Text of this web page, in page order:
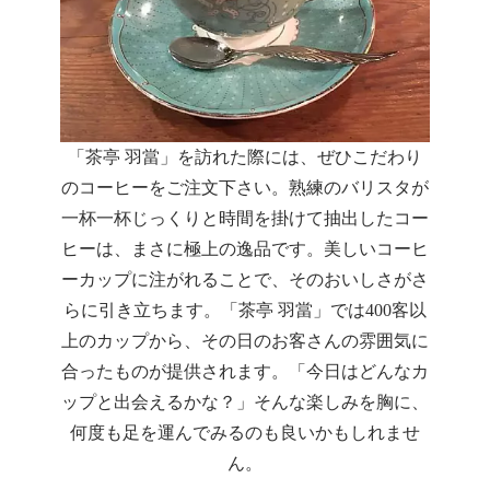
「茶亭 羽當」を訪れた際には、ぜひこだわり
のコーヒーをご注文下さい。熟練のバリスタが
一杯一杯じっくりと時間を掛けて抽出したコー
ヒーは、まさに極上の逸品です。美しいコーヒ
ーカップに注がれることで、そのおいしさがさ
らに引き立ちます。「茶亭 羽當」では400客以
上のカップから、その日のお客さんの雰囲気に
合ったものが提供されます。「今日はどんなカ
ップと出会えるかな？」そんな楽しみを胸に、
何度も足を運んでみるのも良いかもしれませ
ん。